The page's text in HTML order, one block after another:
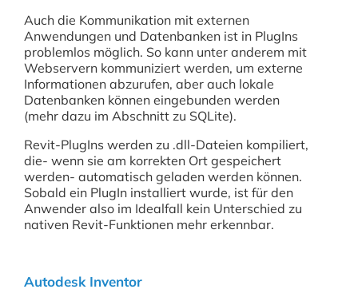
Auch die Kommunikation mit externen
Anwendungen und Datenbanken ist in PlugIns
problemlos möglich. So kann unter anderem mit
Webservern kommuniziert werden, um externe
Informationen abzurufen, aber auch lokale
Datenbanken können eingebunden werden
(mehr dazu im Abschnitt zu SQLite).
Revit-PlugIns werden zu .dll-Dateien kompiliert,
die- wenn sie am korrekten Ort gespeichert
werden- automatisch geladen werden können.
Sobald ein PlugIn installiert wurde, ist für den
Anwender also im Idealfall kein Unterschied zu
nativen Revit-Funktionen mehr erkennbar.
Autodesk Inventor